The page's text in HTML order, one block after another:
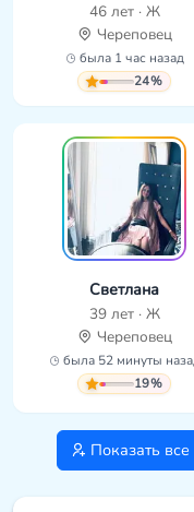
46 лет · Ж
Череповец
была 1 час назад
24%
Светлана
39 лет · Ж
Череповец
была 52 минуты
19%
Показать